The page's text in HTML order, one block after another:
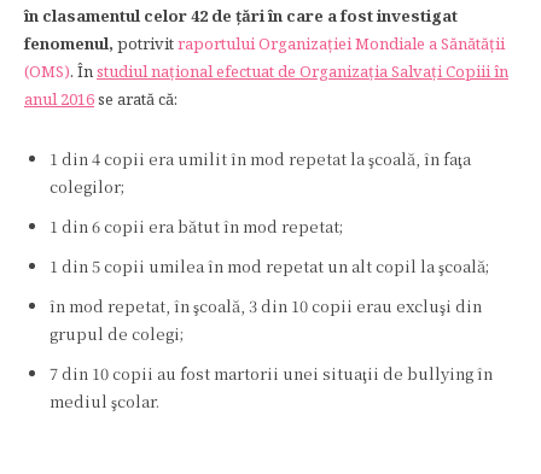
în clasamentul celor 42 de ţări în care a fost investigat
fenomenul, potrivitraportului Organizaţiei Mondiale a Sănătăţii
(OMS). Înstudiul naţional efectuat de Organizaţia Salvaţi Copiii în
anul 2016se arată că:
1 din 4 copii era umilit în mod repetat la şcoală, în faţa
colegilor;
1 din 6 copii era bătut în mod repetat;
1 din 5 copii umilea în mod repetat un alt copil la şcoală;
în mod repetat, în şcoală, 3 din 10 copii erau excluşi din
grupul de colegi;
7 din 10 copii au fost martorii unei situaţii de bullying în
mediul şcolar.